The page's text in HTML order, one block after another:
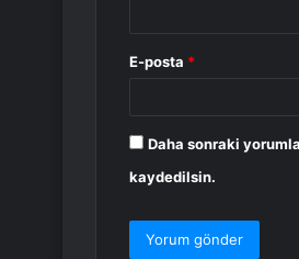
E-posta *
Daha sonraki
kaydedilsin.